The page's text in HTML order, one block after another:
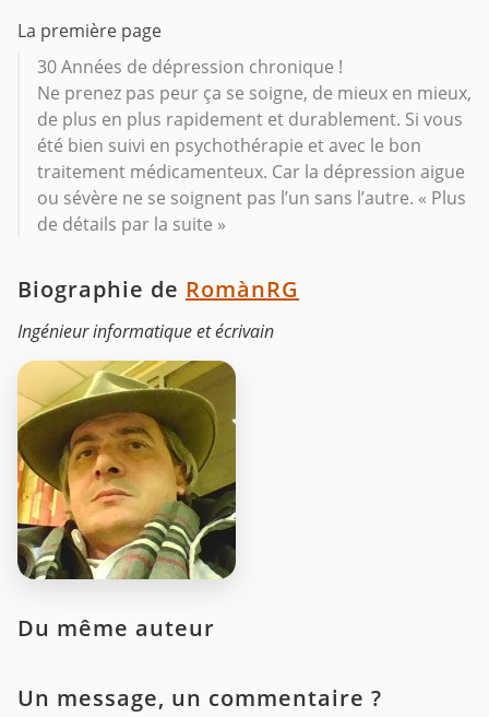
La première page
30 Années de dépression chronique !
Ne prenez pas peur ça se soigne, de mieux en mieux,
de plus en plus rapidement et durablement. Si vous
été bien suivi en psychothérapie et avec le bon
traitement médicamenteux. Car la dépression aigue
ou sévère ne se soignent pas l’un sans l’autre. « Plus
de détails par la suite »
Biographie de RomànRG
Ingénieur informatique et écrivain
Du même auteur
Un message, un commentaire ?